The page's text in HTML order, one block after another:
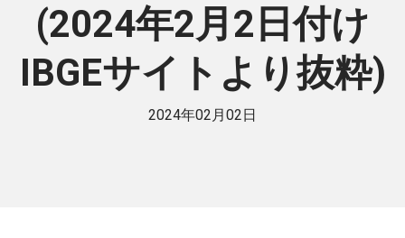
(2024年2月2日付け
IBGEサイトより抜粋)
2024年02月02日